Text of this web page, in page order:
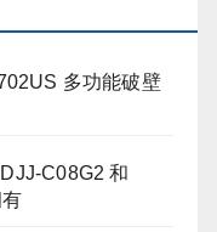
多功能破壁
和